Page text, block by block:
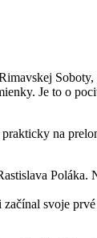
Je to o
na
svoje